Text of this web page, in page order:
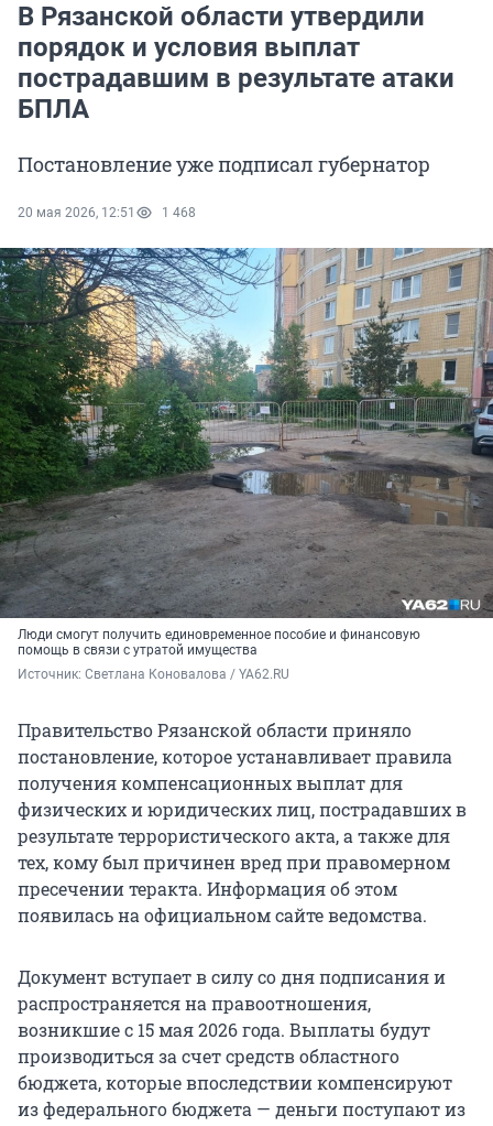
В Рязанской области утвердили
порядок и условия выплат
пострадавшим в результате атаки
БПЛА
Постановление уже подписал губернатор
20 мая 2026, 12:51 1 468
Люди смогут получить единовременное пособие и финансовую
помощь в связи с утратой имущества
Источник: Светлана Коновалова / YA62.RU
Правительство Рязанской области приняло
постановление, которое устанавливает правила
получения компенсационных выплат для
физических и юридических лиц, пострадавших в
результате террористического акта, а также для
тех, кому был причинен вред при правомерном
пресечении теракта. Информация об этом
появилась на официальном сайте ведомства.
Документ вступает в силу со дня подписания и
распространяется на правоотношения,
возникшие с 15 мая 2026 года. Выплаты будут
производиться за счет средств областного
бюджета, которые впоследствии компенсируют
из федерального бюджета — деньги поступают из